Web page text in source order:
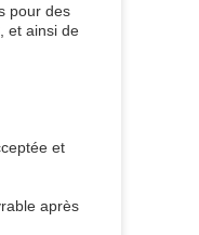
pour des
et ainsi de
et
après